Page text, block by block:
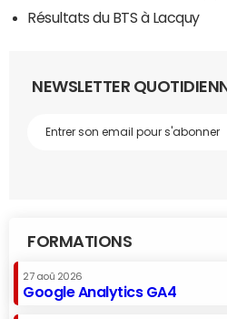
Résultats du BTS à Lacquy
NEWSLETTER
FORMATIONS
27 aoû 2026
Google Analytics GA4